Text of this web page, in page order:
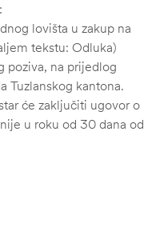
lovišta u zakup na
tekstu: Odluka)
poziva, na prijedlog
Tuzlanskog kantona.
će zaključiti ugovor o
u roku od 30 dana od